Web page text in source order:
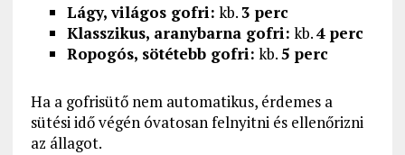
Lágy, világos gofri: kb.3 perc
Klasszikus, aranybarna gofri: kb.4 perc
Ropogós, sötétebb gofri: kb.5 perc
Ha a gofrisütő nem automatikus, érdemes a
sütési idő végén óvatosan felnyitni és ellenőrizni
az állagot.